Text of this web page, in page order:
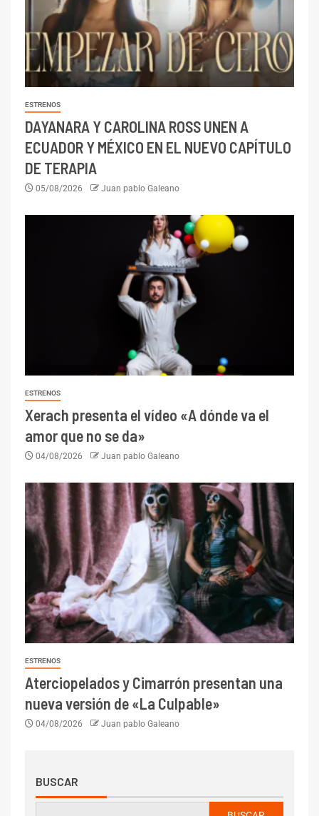
ESTRENOS
DAYANARA Y CAROLINA ROSS UNEN A
ECUADOR Y MÉXICO EN EL NUEVO CAPÍTULO
DE TERAPIA
05/08/2026 Juan pablo Galeano
ESTRENOS
Xerach presenta el vídeo «A dónde va el
amor que no se da»
04/08/2026 Juan pablo Galeano
ESTRENOS
Aterciopelados y Cimarrón presentan una
nueva versión de «La Culpable»
04/08/2026 Juan pablo Galeano
BUSCAR